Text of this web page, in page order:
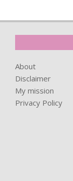
About
Disclaimer
My mission
Privacy Policy